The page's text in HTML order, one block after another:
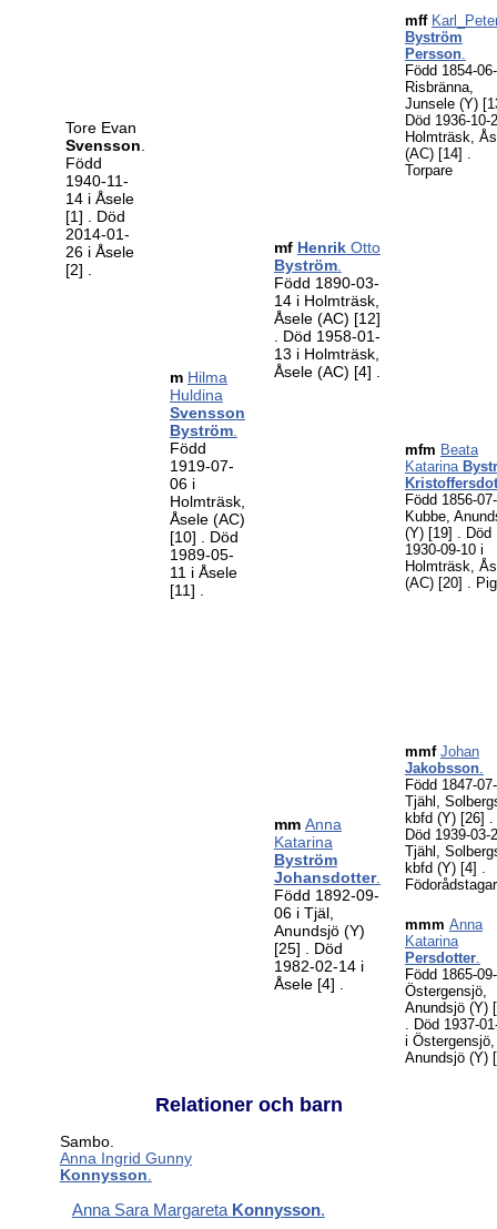
Tore Evan
Svensson
Född
1940-11-
14 i Åsele
[1]
. Död
2014-01-
26 i Åsele
[2]
m Hilma
Huldina
Svensson
Byström.
Född
1919-07-
06 i
Holmträsk,
Åsele (AC)
[10]
. Död
1989-05-
11 i Åsele
[11]
mf HenrikOtto
Byström.
Född 1890-03-
14 i Holmträsk,
Åsele (AC) [12]
. Död 1958-01-
13 i Holmträsk,
Åsele (AC) [4]
mff
Byström
Persson.
Född 1854-
Risbränna,
Junsele (Y)
Död 1936-10-
Holmträsk,
(AC) [14] .
Torpare
mfm Beata
Katarina
Född 1856-
Kubbe,
(Y) [19] . Död
1930-09-10 i
Holmträsk,
(AC) [20] .
mm Anna
Katarina
Byström
Johansdotter.
Född 1892-09-
06 i Tjäl,
Anundsjö (Y)
[25]
. Död
1982-02-14 i
Åsele [4]
mmf Johan
Jakobsson.
Född 1847-
Tjähl,
kbfd (Y) [26] .
Död 1939-03-
Tjähl,
kbfd (Y) [4] .
mmm Anna
Katarina
Persdotter.
Född 1865-
Östergensjö,
Anundsjö (Y)
. Död 1937-
i Östergensjö,
Anundsjö (Y)
Relationer och barn
Sambo.
Anna Ingrid Gunny
Konnysson.
Anna Sara Margareta Konnysson.